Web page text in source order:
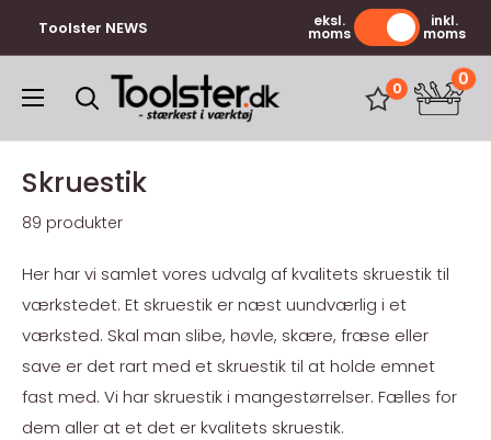
Toolster NEWS eksl.
moms
inkl.
moms
Toolster.dk 0 0
Skruestik
89 produkter
Her har vi samlet vores udvalg af kvalitets skruestik til
værkstedet. Et skruestik er næst uundværlig i et
værksted. Skal man slibe, høvle, skære, fræse eller
save er det rart med et skruestik til at holde emnet
fast med. Vi har skruestik i mangestørrelser. Fælles for
dem aller at et det er kvalitets skruestik.